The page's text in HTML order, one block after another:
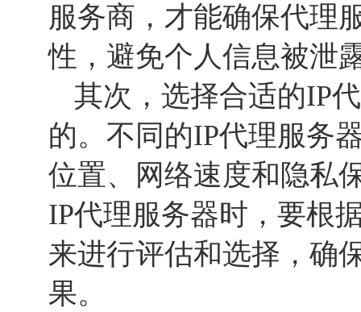
服务商，才能确保代理
性，避免个人信息被泄
其次，选择合适的IP
的。不同的IP代理服务
位置、网络速度和隐私
IP代理服务器时，要根
来进行评估和选择，确
果。